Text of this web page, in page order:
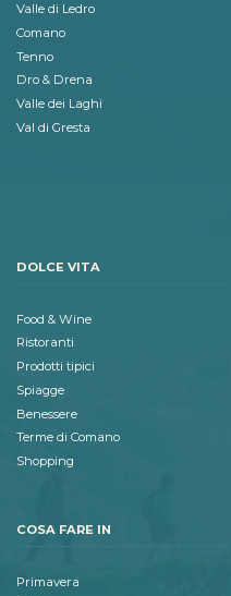
Valle di Ledro
Comano
Tenno
Dro & Drena
Valle dei Laghi
Val di Gresta
DOLCE VITA
Food & Wine
Ristoranti
Prodotti tipici
Spiagge
Benessere
Terme di Comano
Shopping
COSA FARE IN
Primavera